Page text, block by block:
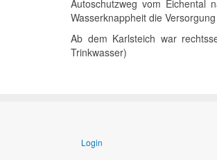
Autoschutzweg vom Eichental
Wasserknappheit die
Ab dem Karlsteich war
Trinkwasser)
Login